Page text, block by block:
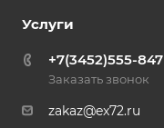
Услуги
+7(3452)555-847
Заказать звонок
zakaz@ex72.ru